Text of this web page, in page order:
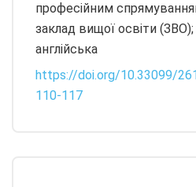
професійним
заклад вищої освіти (ЗВО);
англійська
https://doi.org/10.33099/
110-117